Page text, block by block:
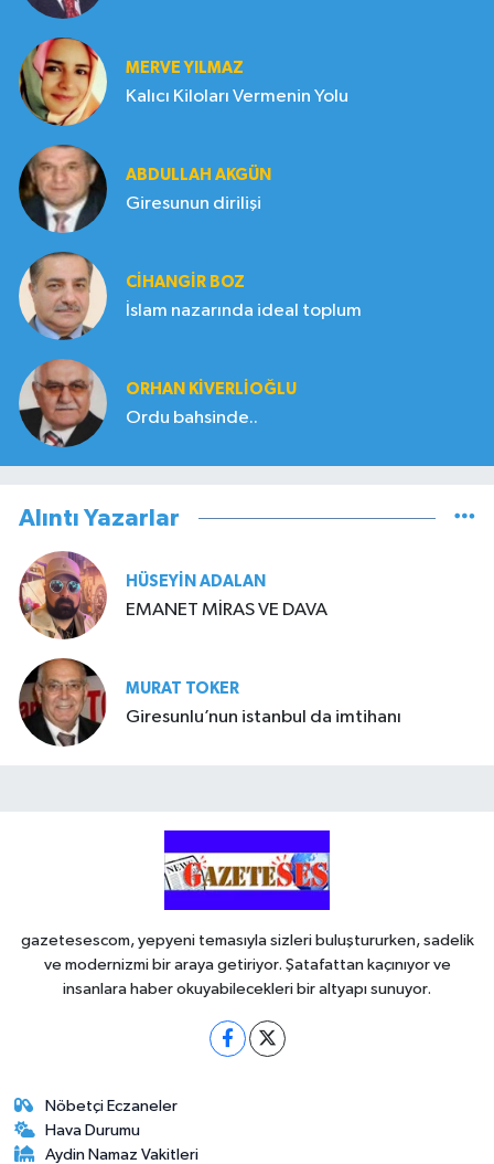
MERVE YILMAZ
Kalıcı Kiloları Vermenin Yolu
ABDULLAH AKGÜN
Giresunun dirilişi
CIHANGIR BOZ
İslam nazarında ideal toplum
ORHAN KIVERLIOĞLU
Ordu bahsinde..
Alıntı Yazarlar
HÜSEYIN ADALAN
EMANET MİRAS VE DAVA
MURAT TOKER
Giresunlu’nun istanbul da imtihanı
gazetesescom, yepyeni temasıyla sizleri buluştururken, sadelik
ve modernizmi bir araya getiriyor. Şatafattan kaçınıyor ve
insanlara haber okuyabilecekleri bir altyapı sunuyor.
Nöbetçi Eczaneler
Hava Durumu
Aydin Namaz Vakitleri